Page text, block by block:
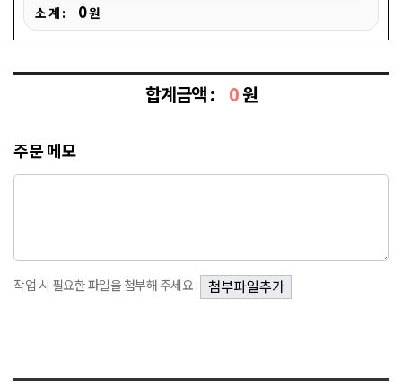
소 계 : 0원
합계금액 : 0원
주문 메모
작업 시 필요한 파일을 첨부해 주세요 :